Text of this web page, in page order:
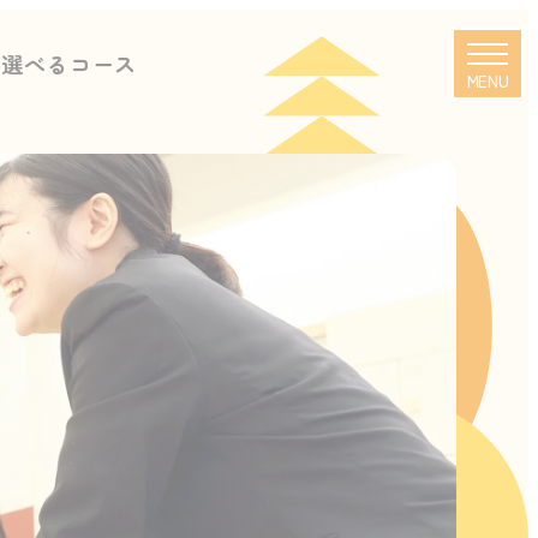
べるコース
MENU